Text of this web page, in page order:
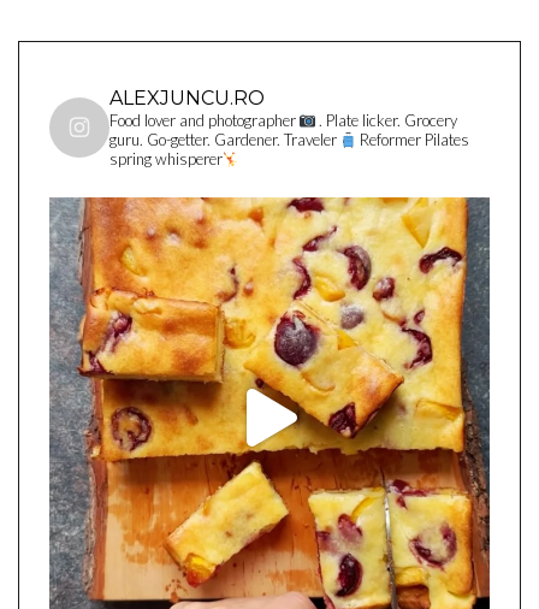
ALEXJUNCU.RO
Food lover and photographer
. Plate licker. Grocery
guru. Go-getter. Gardener. Traveler
Reformer Pilates
spring whisperer